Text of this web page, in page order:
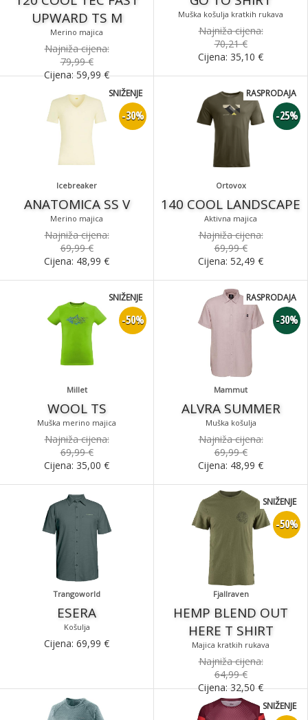
UPWARD TS M
Merino majica
Najniža cijena:
79,99 €
Cijena:59,99€
Muška košulja kratkih rukava
Najniža cijena:
70,21 €
Cijena: 35,10 €
Icebreaker
ANATOMICA SS V
Merino majica
-30%
SNIŽENJE
Najniža cijena:
69,99 €
Cijena: 48,99 €
Ortovox
140 COOL LANDSCAPE
Aktivna majica
-25%
RASPRODAJA
Najniža cijena:
69,99 €
Cijena: 52,49 €
Millet
WOOL TS
Muška merino majica
-50%
SNIŽENJE
Najniža cijena:
69,99 €
Cijena: 35,00 €
Mammut
ALVRA SUMMER
Muška košulja
-30%
RASPRODAJA
Najniža cijena:
69,99 €
Cijena: 48,99 €
Trangoworld
ESERA
Košulja
Cijena: 69,99 €
Fjallraven
HEMP BLEND OUT
HERE T SHIRT
Majica kratkih rukava
-50%
SNIŽENJE
Najniža cijena:
64,99 €
Cijena:32,50€
SNIŽENJE